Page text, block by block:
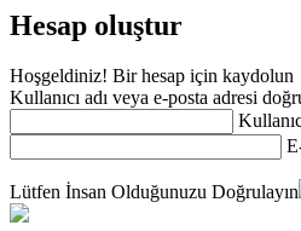
Hesap oluştur
Hoşgeldiniz! Bir hesap için kaydolun
Kullanıcı adı veya e-posta adresi
Lütfen İnsan Olduğunuzu Doğrulayın